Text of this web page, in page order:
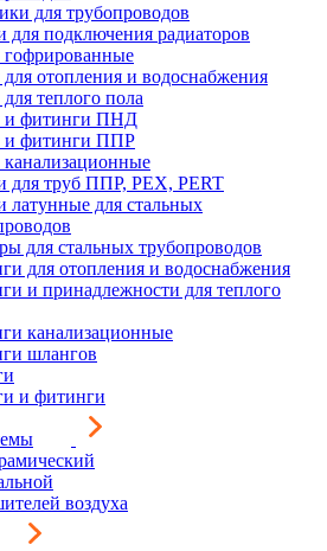
для трубопроводов
для подключения радиаторов
отопления и водоснабжения
теплого пола
и фитинги ПНД
и фитинги ППР
для труб ППР, PEX, PERT
латунные для стальных
для стальных трубопроводов
для отопления и водоснабжения
и принадлежности для теплого
канализационные
шлангов
и фитинги
воздуха